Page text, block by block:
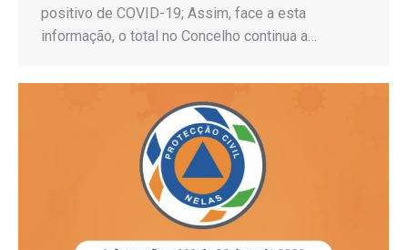
positivo de COVID-19; Assim, face a esta
informação, o total no Concelho continua a…